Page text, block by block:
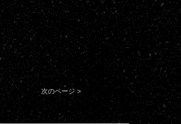
次のページ >